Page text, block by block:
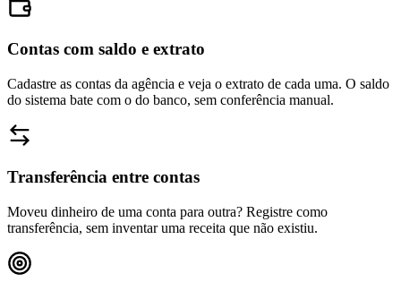
Contas com saldo e extrato
Cadastre as contas da agência e veja o extrato de cada uma. O saldo
do sistema bate com o do banco, sem conferência manual.
Transferência entre contas
Moveu dinheiro de uma conta para outra? Registre como
transferência, sem inventar uma receita que não existiu.